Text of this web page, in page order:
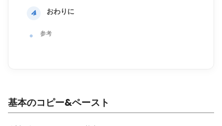
おわりに
参考
基本のコピー&ペースト